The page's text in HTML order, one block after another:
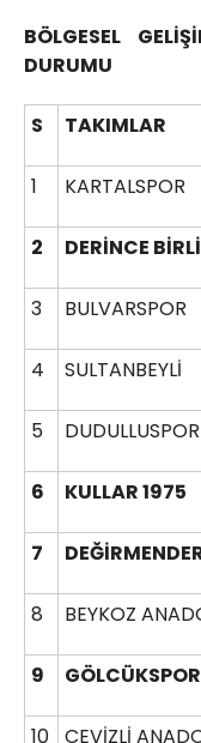
BÖLGESEL
DURUMU
S TAKIMLAR
1 KARTALSPOR
2 DERİNCE
3 BULVARSPOR
4 SULTANBEYLİ
5 DUDULLUSPOR
6 KULLAR 1975
7
8 BEYKOZ
9 GÖLCÜKSPOR
10 CEVİZLİ